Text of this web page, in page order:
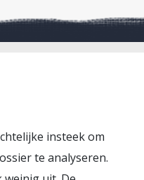
insteek om
te analyseren.